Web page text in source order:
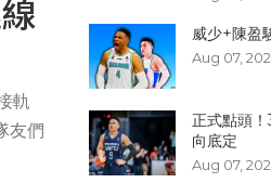
軌
友們
威少+陳盈
Aug 07,
正式點頭
向底定
Aug 07,